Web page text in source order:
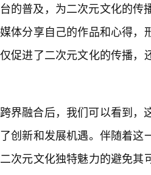
的普及，为二次元文化的传
体分享自己的作品和心得，
促进了二次元文化的传播，
界融合后，我们可以看到，
创新和发展机遇。伴随着这
次元文化独特魅力的避免其